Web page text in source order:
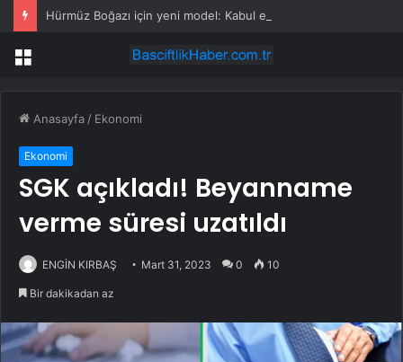
Menü
Anasayfa / Ekonomi
Ekonomi
SGK açıkladı! Beyanname
verme süresi uzatıldı
ENGİN KIRBAŞ Mart 31, 2023 0 10
Bir dakikadan az